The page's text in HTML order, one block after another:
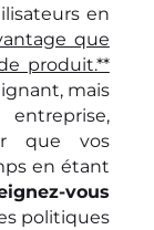
en
que
produit.**
mais
que vos
en étant
vous
politiques